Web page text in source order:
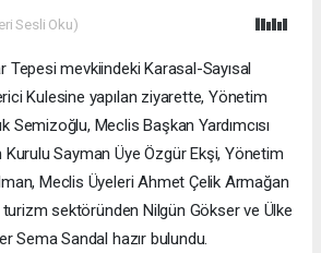
Sesli Oku)
Tepesi mevkiindeki Karasal-Sayısal
Kulesine yapılan ziyarette, Yönetim
Semizoğlu, Meclis Başkan Yardımcısı
Kurulu Sayman Üye Özgür Ekşi, Yönetim
Meclis Üyeleri Ahmet Çelik Armağan
turizm sektöründen Nilgün Gökser ve Ülke
Sema Sandal hazır bulundu.